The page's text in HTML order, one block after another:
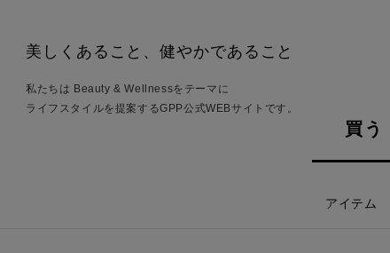
美しくあること、健やかであること
私たちは Beauty & Wellnessをテーマに
ライフスタイルを提案するGPP公式WEBサイトです。
買う
アイテム